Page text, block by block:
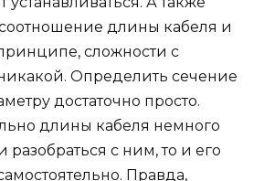
длины кабеля и
сложности с
Определить сечение
достаточно просто.
длины кабеля немного
разобраться с ним, то и его
Правда,